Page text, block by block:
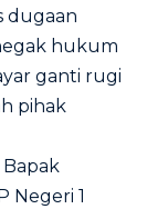
dugaan
hukum
ganti rugi
pihak
Negeri 1